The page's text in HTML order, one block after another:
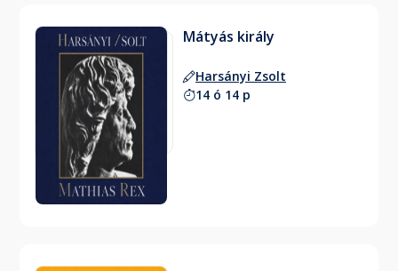
Mátyás király
Harsányi Zsolt
14 ó 14 p